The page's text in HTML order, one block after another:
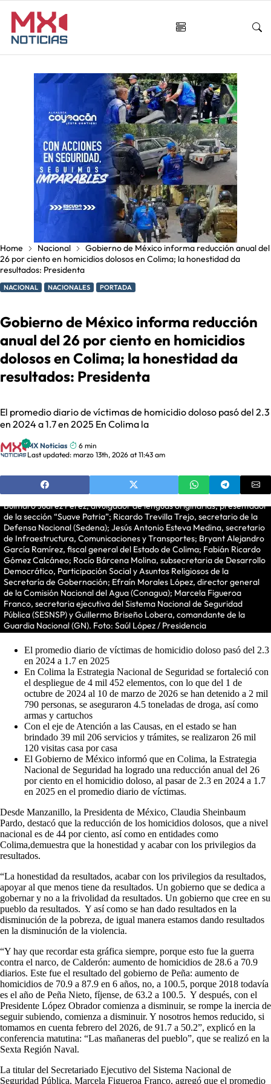
Home Nacional
Gobierno de México informa reducción anual del
26 por ciento en homicidios dolosos en Colima; la honestidad da
resultados: Presidenta
NACIONAL NACIONALES PORTADA
Gobierno de México informa reducción
anual del 26 por ciento en homicidios
dolosos en Colima; la honestidad da
resultados: Presidenta
El promedio diario de víctimas de homicidio doloso pasó del 2.3
en 2024 a 1.7 en 2025 En Colima la
MX Noticias
6 min
Last updated: marzo 13th, 2026 at 11:43 am
Manzanillo, Colima, México, 13 de marzo de 2026. La doctora Claudia
Sheinbaum Pardo, presidenta Constitucional de los Estados Unidos
Mexicanos en conferencia de prensa matutina, “Conferencia del
Pueblo” desde Colima. La acompañan Indira Vizcaíno Silva,
gobernadora Constitucional del Estado de Colima; Omar García
Harfuch, secretario de Seguridad y Protección Ciudadana (SSPC);
Raymundo Pedro Morales Ángeles, secretario de Marina (Semar);
Bulmaro Juárez Pérez, divulgador de lenguas originarias, presentador
de la sección “Suave Patria”; Ricardo Trevilla Trejo, secretario de la
Defensa Nacional (Sedena); Jesús Antonio Esteva Medina, secretario
de Infraestructura, Comunicaciones y Transportes; Bryant Alejandro
García Ramírez, fiscal general del Estado de Colima; Fabián Ricardo
Gómez Calcáneo; Rocío Bárcena Molina, subsecretaria de Desarrollo
Democrático, Participación Social y Asuntos Religiosos de la
Secretaría de Gobernación; Efraín Morales López, director general
de la Comisión Nacional del Agua (Conagua); Marcela Figueroa
Franco, secretaria ejecutiva del Sistema Nacional de Seguridad
Pública (SESNSP) y Guillermo Briseño Lobera, comandante de la
Guardia Nacional (GN). Foto: Saúl López / Presidencia
El promedio diario de víctimas de homicidio doloso pasó del 2.3
en 2024 a 1.7 en 2025
En Colima la Estrategia Nacional de Seguridad se fortaleció con
el despliegue de 4 mil 452 elementos, con lo que del 1 de
octubre de 2024 al 10 de marzo de 2026 se han detenido a 2 mil
790 personas, se aseguraron 4.5 toneladas de droga, así como
armas y cartuchos
Con el eje de Atención a las Causas, en el estado se han
brindado 39 mil 206 servicios y trámites, se realizaron 26 mil
120 visitas casa por casa
El Gobierno de México informó que en Colima, la Estrategia
Nacional de Seguridad ha logrado una reducción anual del 26
por ciento en el homicidio doloso, al pasar de 2.3 en 2024 a 1.7
en 2025 en el promedio diario de víctimas.
Desde Manzanillo, la Presidenta de México, Claudia Sheinbaum
Pardo, destacó que la reducción de los homicidios dolosos, que a nivel
nacional es de 44 por ciento, así como en entidades como
Colima,demuestra que la honestidad y acabar con los privilegios da
resultados.
“La honestidad da resultados, acabar con los privilegios da resultados,
apoyar al que menos tiene da resultados. Un gobierno que se dedica a
gobernar y no a la frivolidad da resultados. Un gobierno que cree en su
pueblo da resultados. Y así como se han dado resultados en la
disminución de la pobreza, de igual manera estamos dando resultados
en la disminución de la violencia.
“Y hay que recordar esta gráfica siempre, porque esto fue la guerra
contra el narco, de Calderón: aumento de homicidios de 28.6 a 70.9
diarios. Este fue el resultado del gobierno de Peña: aumento de
homicidios de 70.9 a 87.9 en 6 años, no, a 100.5, porque 2018 todavía
es el año de Peña Nieto, fíjense, de 63.2 a 100.5. Y después, con el
Presidente López Obrador comienza a disminuir, se rompe la inercia de
seguir subiendo, comienza a disminuir. Y nosotros hemos reducido, si
tomamos en cuenta febrero del 2026, de 91.7 a 50.2”, explicó en la
conferencia matutina: “Las mañaneras del pueblo”, que se realizó en la
Sexta Región Naval.
La titular del Secretariado Ejecutivo del Sistema Nacional de
Seguridad Pública, Marcela Figueroa Franco, agregó que el promedio